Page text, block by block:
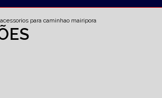
para caminhao mairipora